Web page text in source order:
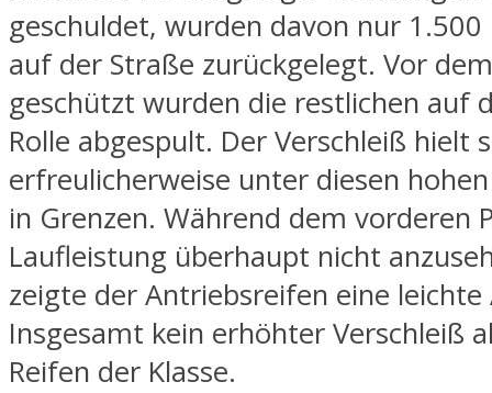
geschuldet, wurden davon nur
auf der Straße zurückgelegt. Vor
geschützt wurden die restlichen auf
Rolle abgespult. Der Verschleiß hielt
erfreulicherweise unter diesen
in Grenzen. Während dem vorderen
Laufleistung überhaupt nicht
zeigte der Antriebsreifen eine
Insgesamt kein erhöhter Verschleiß
Reifen der Klasse.